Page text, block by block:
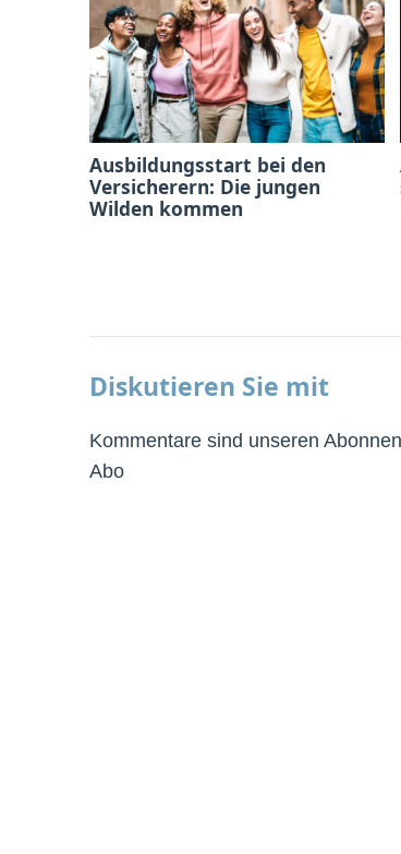
Ausbildungsstart bei den
Versicherern: Die jungen
Wilden kommen
Diskutieren Sie mit
Kommentare sind unseren
Abo